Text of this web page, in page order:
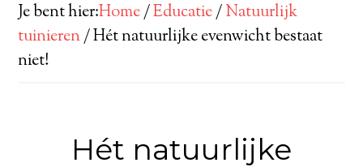
Je bent hier:Home/Educatie/Natuurlijk
tuinieren/Hét natuurlijke evenwicht bestaat
niet!
Hét natuurlijke